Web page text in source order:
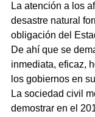
La atención a los
desastre natural
obligación del
De ahí que se
inmediata, eficaz,
los gobiernos en
La sociedad civil
demostrar en el